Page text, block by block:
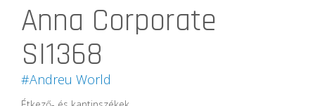
Anna Corporate
SI1368
#Andreu World